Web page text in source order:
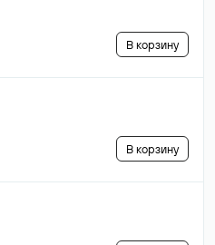
В корзину
В корзину